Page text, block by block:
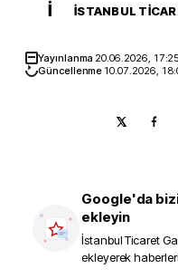
İ İSTANBUL
Yayınlanma 20.06.2026, 17:25
Güncellenme 10.07.2026,
Google'da
ekleyin
İstanbul Ticaret
ekleyerek